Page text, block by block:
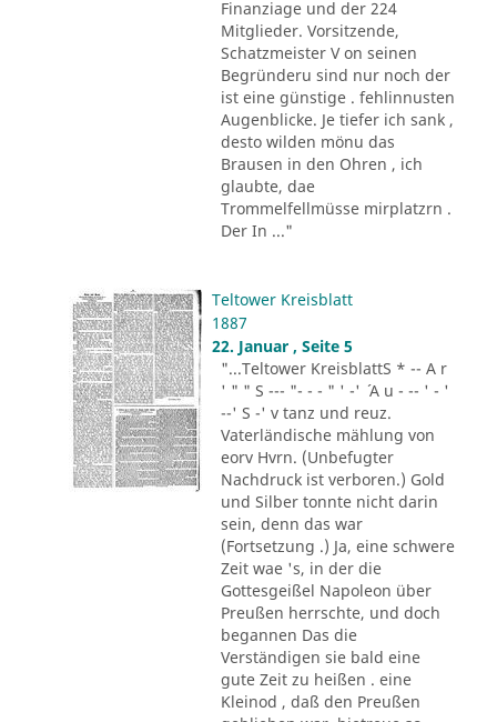
Finanziage und der 224
Mitglieder. Vorsitzende,
Schatzmeister V on seinen
Begründeru sind nur noch der
ist eine günstige . fehlinnusten
Augenblicke. Je tiefer ich sank ,
desto wilden mönu das
Brausen in den Ohren , ich
glaubte, dae
Trommelfellmüsse mirplatzrn .
Der In ..."
Teltower Kreisblatt
1887
22. Januar , Seite 5
"...Teltower KreisblattS * -- A r
' " " S --- "- - - " ' -' ´ A u - -- ' - '
--' S -' v tanz und reuz.
Vaterländische mählung von
eorv Hvrn. (Unbefugter
Nachdruck ist verboren.) Gold
und Silber tonnte nicht darin
sein, denn das war
(Fortsetzung .) Ja, eine schwere
Zeit wae 's, in der die
Gottesgeißel Napoleon über
Preußen herrschte, und doch
begannen Das die
Verständigen sie bald eine
gute Zeit zu heißen . eine
Kleinod , daß den Preußen